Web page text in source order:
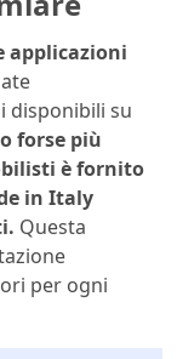
applicazioni
disponibili su
forse più
è fornito
in Italy
Questa
per ogni